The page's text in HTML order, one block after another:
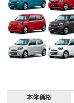
本体価格